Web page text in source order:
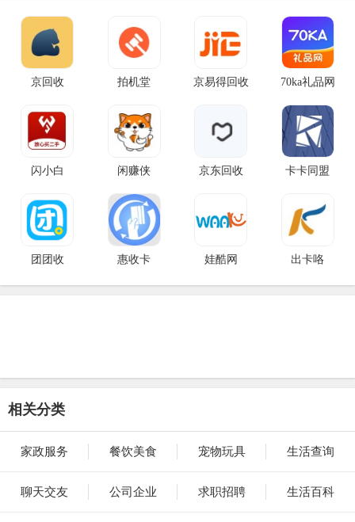
京回收 拍机堂 京易得回收 70ka礼品网
闪小白 闲赚侠 京东回收 卡卡同盟
团团收 惠收卡 娃酷网 出卡咯
相关分类
家政服务 餐饮美食 宠物玩具 生活查询
聊天交友 公司企业 求职招聘 生活百科